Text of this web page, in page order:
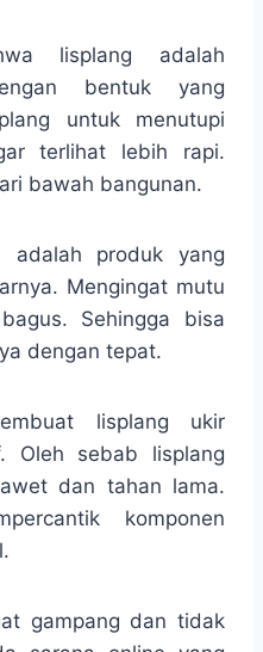
lisplang adalah
bentuk yang
untuk menutupi
terlihat lebih rapi.
bawah bangunan.
adalah produk yang
Mengingat mutu
Sehingga bisa
dengan tepat.
lisplang ukir
Oleh sebab lisplang
dan tahan lama.
komponen
gampang dan tidak